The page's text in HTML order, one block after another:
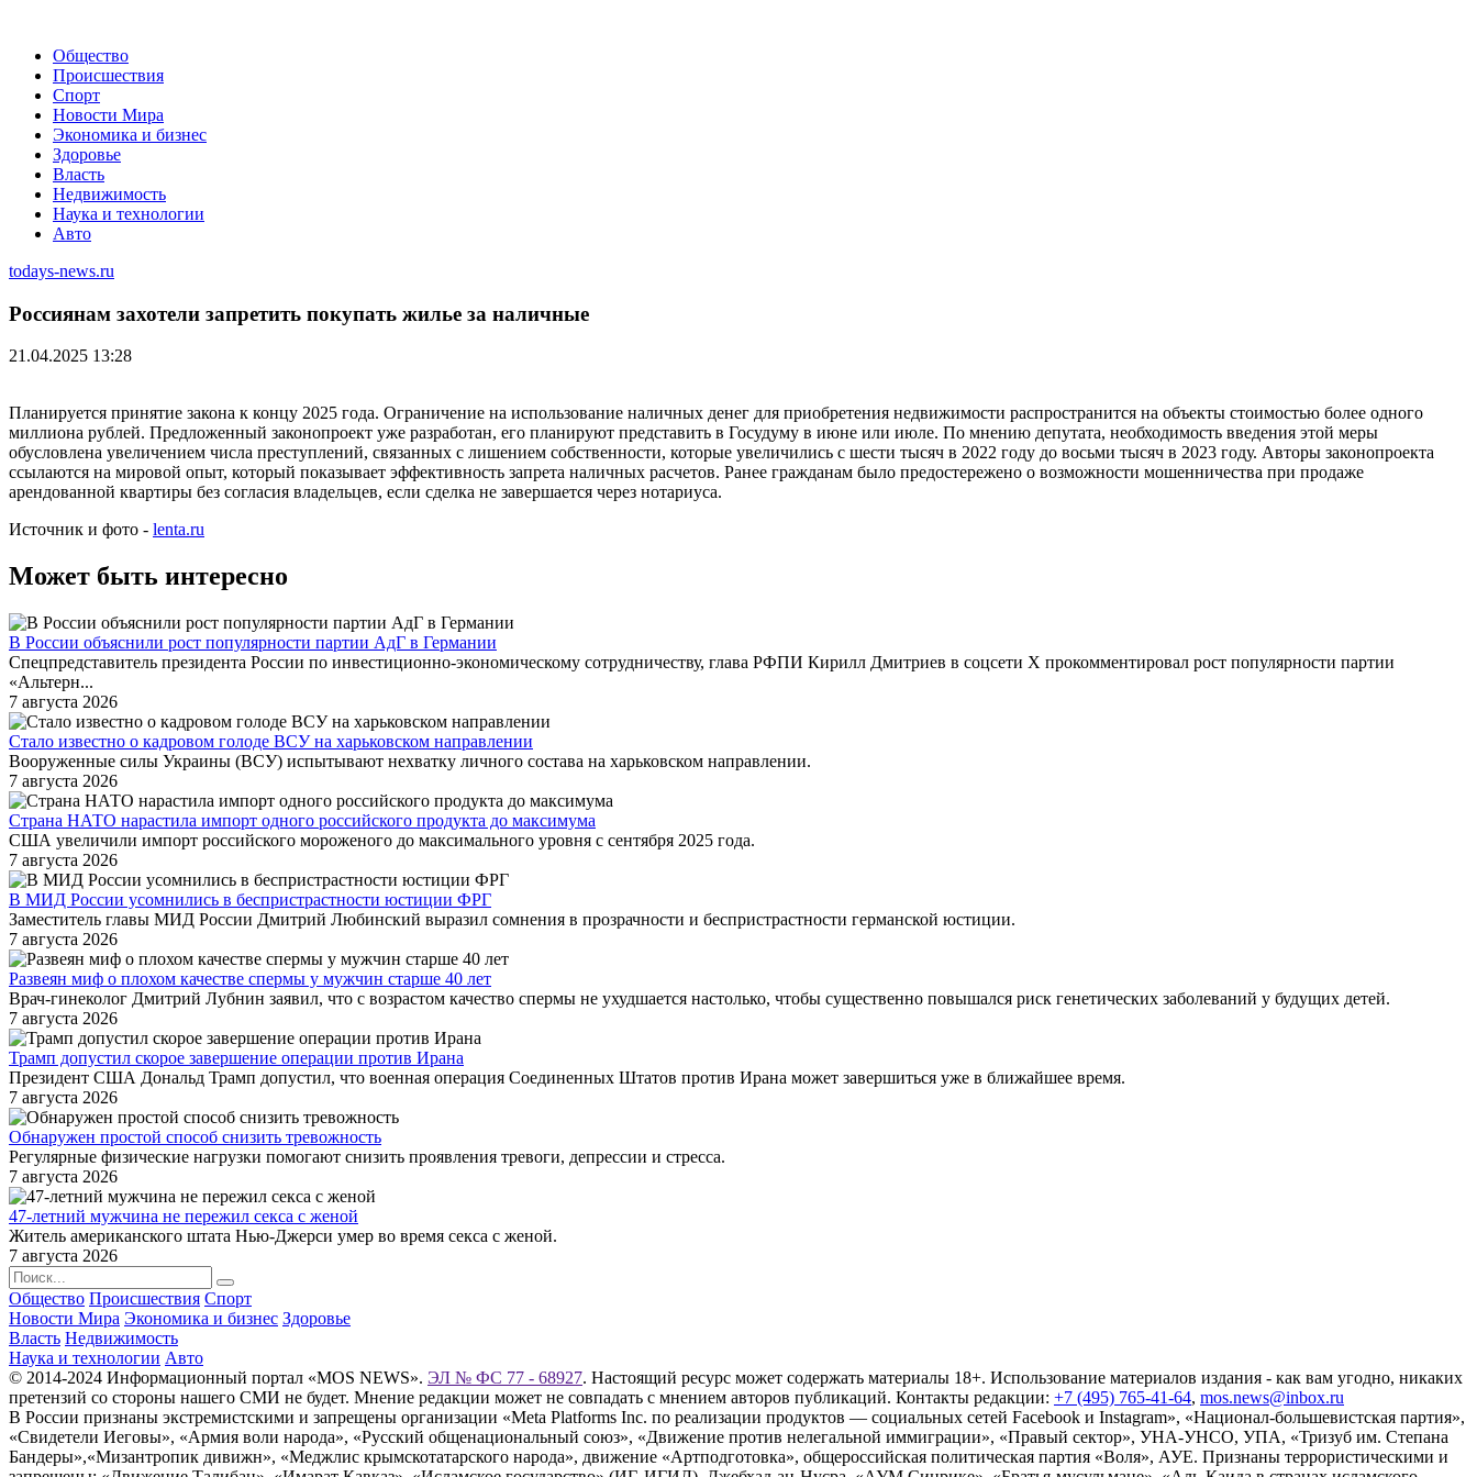
Общество
Происшествия
Спорт
Новости Мира
Экономика и бизнес
Здоровье
Власть
Недвижимость
Наука и технологии
Авто
todays-news.ru
Россиянам захотели запретить покупать жилье за наличные
21.04.2025 13:28
Планируется принятие закона к концу 2025 года. Ограничение на использование наличных денег для приобретения недвижимости распространится на объекты стоимостью более одного
миллиона рублей. Предложенный законопроект уже разработан, его планируют представить в Госудуму в июне или июле. По мнению депутата, необходимость введения этой меры
обусловлена увеличением числа преступлений, связанных с лишением собственности, которые увеличились с шести тысяч в 2022 году до восьми тысяч в 2023 году. Авторы законопроекта
ссылаются на мировой опыт, который показывает эффективность запрета наличных расчетов. Ранее гражданам было предостережено о возможности мошенничества при продаже
арендованной квартиры без согласия владельцев, если сделка не завершается через нотариуса.
Источник и фото - lenta.ru
Может быть интересно
В России объяснили рост популярности партии АдГ в Германии
Спецпредставитель президента России по инвестиционно-экономическому сотрудничеству, глава РФПИ Кирилл Дмитриев в соцсети X прокомментировал рост популярности партии
«Альтерн...
7 августа 2026
Стало известно о кадровом голоде ВСУ на харьковском направлении
Вооруженные силы Украины (ВСУ) испытывают нехватку личного состава на харьковском направлении.
7 августа 2026
Страна НАТО нарастила импорт одного российского продукта до максимума
США увеличили импорт российского мороженого до максимального уровня с сентября 2025 года.
7 августа 2026
В МИД России усомнились в беспристрастности юстиции ФРГ
Заместитель главы МИД России Дмитрий Любинский выразил сомнения в прозрачности и беспристрастности германской юстиции.
7 августа 2026
Развеян миф о плохом качестве спермы у мужчин старше 40 лет
Врач-гинеколог Дмитрий Лубнин заявил, что с возрастом качество спермы не ухудшается настолько, чтобы существенно повышался риск генетических заболеваний у будущих детей.
7 августа 2026
Трамп допустил скорое завершение операции против Ирана
Президент США Дональд Трамп допустил, что военная операция Соединенных Штатов против Ирана может завершиться уже в ближайшее время.
7 августа 2026
Обнаружен простой способ снизить тревожность
Регулярные физические нагрузки помогают снизить проявления тревоги, депрессии и стресса.
7 августа 2026
47-летний мужчина не пережил секса с женой
Житель американского штата Нью-Джерси умер во время секса с женой.
7 августа 2026
Общество Происшествия Спорт
Новости Мира Экономика и бизнес Здоровье
Власть Недвижимость
Наука и технологии Авто
© 2014-2024 Информационный портал «MOS NEWS». ЭЛ № ФС 77 - 68927. Настоящий ресурс может содержать материалы 18+. Использование материалов издания - как вам угодно, никаких
претензий со стороны нашего СМИ не будет. Мнение редакции может не совпадать с мнением авторов публикаций. Контакты редакции: +7 (495) 765-41-64, mos.news@inbox.ru
В России признаны экстремистскими и запрещены организации «Meta Platforms Inc. по реализации продуктов — социальных сетей Facebook и Instagram», «Национал-большевистская партия»,
«Свидетели Иеговы», «Армия воли народа», «Русский общенациональный союз», «Движение против нелегальной иммиграции», «Правый сектор», УНА-УНСО, УПА, «Тризуб им. Степана
Бандеры»,«Мизантропик дивижн», «Меджлис крымскотатарского народа», движение «Артподготовка», общероссийская политическая партия «Воля», АУЕ. Признаны террористическими и